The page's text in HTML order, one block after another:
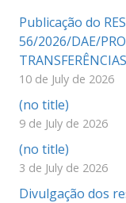
Publicação do
56/2026/DAE/
10 de July de 2026
(no title)
9 de July de 2026
(no title)
3 de July de 2026
Divulgação dos